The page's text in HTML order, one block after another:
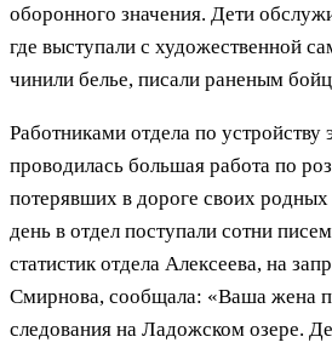
оборонного значения. Дети
где выступали с художественной
чинили белье, писали раненым
Работниками отдела по устройству
проводилась большая работа по
потерявших в дороге своих
день в отдел поступали сотни
статистик отдела Алексеева, на
Смирнова, сообщала: «Ваша жена
следования на Ладожском озере.